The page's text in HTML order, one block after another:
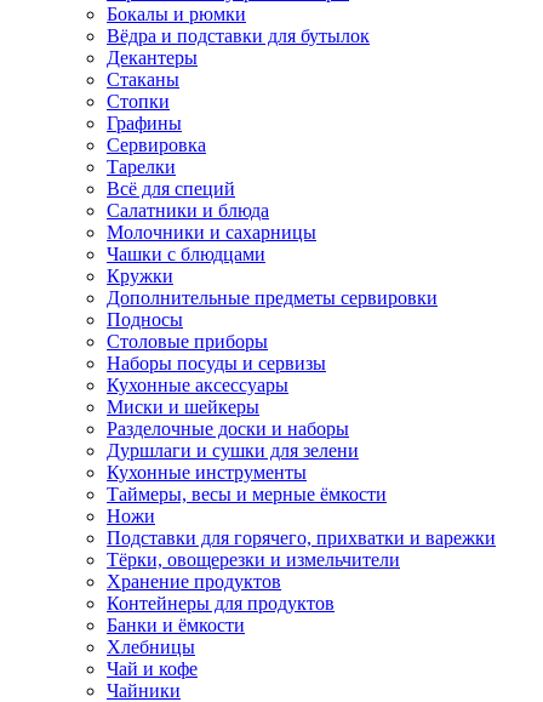
Бокалы и рюмки
Вёдра и подставки для бутылок
Декантеры
Стаканы
Стопки
Графины
Сервировка
Тарелки
Всё для специй
Салатники и блюда
Молочники и сахарницы
Чашки с блюдцами
Кружки
Дополнительные предметы сервировки
Подносы
Столовые приборы
Наборы посуды и сервизы
Кухонные аксессуары
Миски и шейкеры
Разделочные доски и наборы
Дуршлаги и сушки для зелени
Кухонные инструменты
Таймеры, весы и мерные ёмкости
Ножи
Подставки для горячего, прихватки и варежки
Тёрки, овощерезки и измельчители
Хранение продуктов
Контейнеры для продуктов
Банки и ёмкости
Хлебницы
Чай и кофе
Чайники